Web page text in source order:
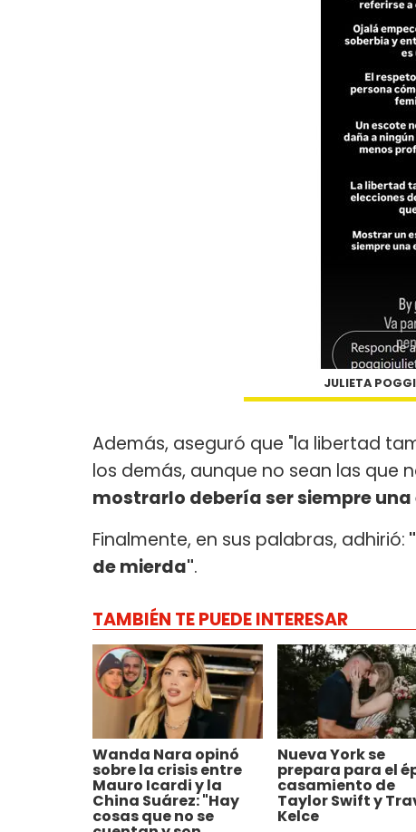
JULIETA
Además, aseguró que "la libertad
los demás, aunque no sean las que
mostrarlo debería ser siempre
Finalmente, en sus palabras, adhirió:
de mierda".
TAMBIÉN TE PUEDE INTERESAR
Wanda Nara opinó
sobre la crisis entre
Mauro Icardi y la
China Suárez: "Hay
cosas que no se
Nueva York se
prepara para el
casamiento de
Taylor Swift y
Kelce